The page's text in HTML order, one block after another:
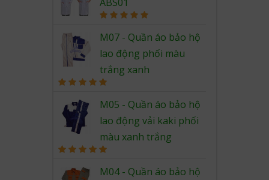
out of 5
M07 - Quần áo bảo hộ
lao động phối màu
trắng xanh
out of 5
M05 - Quần áo bảo hộ
lao động vải kaki phối
màu xanh trắng
out of 5
M04 - Quần áo bảo hộ